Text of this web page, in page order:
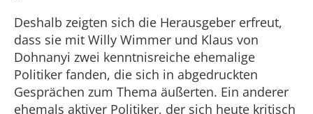
Deshalb zeigten sich die Herausgeber erfreut,
dass sie mit Willy Wimmer und Klaus von
Dohnanyi zwei kenntnisreiche ehemalige
Politiker fanden, die sich in abgedruckten
Gesprächen zum Thema äußerten. Ein anderer
ehemals aktiver Politiker, der sich heute kritisch